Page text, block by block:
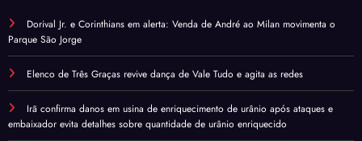
Dorival Jr. e Corinthians em alerta: Venda de André ao Milan movimenta o
Parque São Jorge
Elenco de Três Graças revive dança de Vale Tudo e agita as redes
Irã confirma danos em usina de enriquecimento de urânio após ataques e
embaixador evita detalhes sobre quantidade de urânio enriquecido